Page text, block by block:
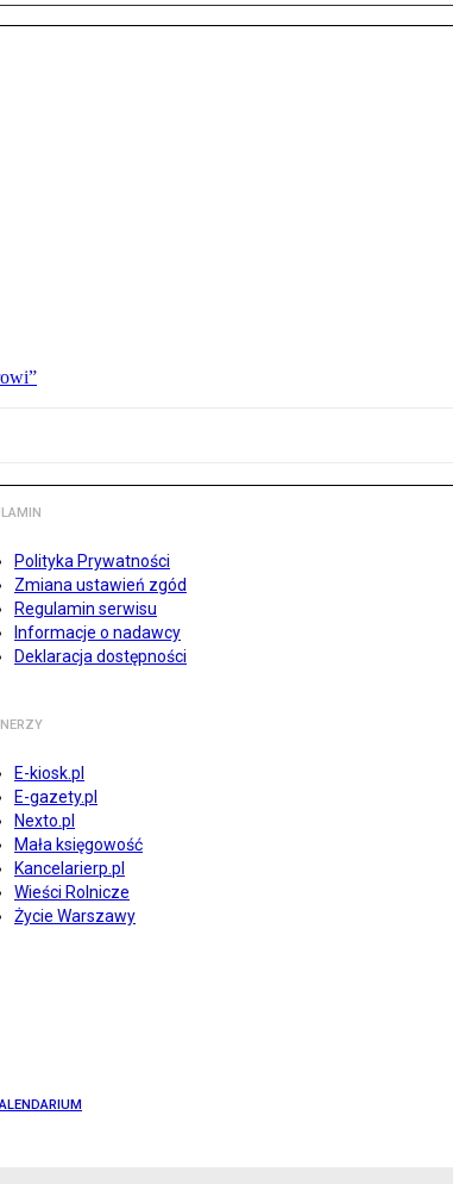
Polityka Prywatności
Zmiana ustawień zgód
Regulamin serwisu
Informacje o nadawcy
Deklaracja dostępności
E-kiosk.pl
E-gazety.pl
Nexto.pl
Mała księgowość
Kancelarierp.pl
Wieści Rolnicze
Życie Warszawy